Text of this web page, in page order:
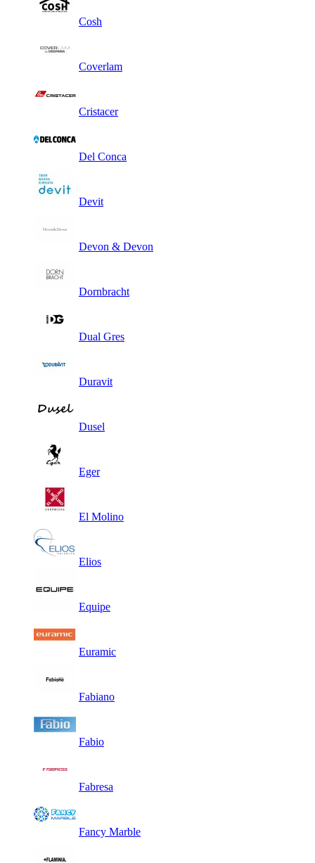
Cosh
Coverlam
Cristacer
Del Conca
Devit
Devon & Devon
Dornbracht
Dual Gres
Duravit
Dusel
Eger
El Molino
Elios
Equipe
Euramic
Fabiano
Fabio
Fabresa
Fancy Marble